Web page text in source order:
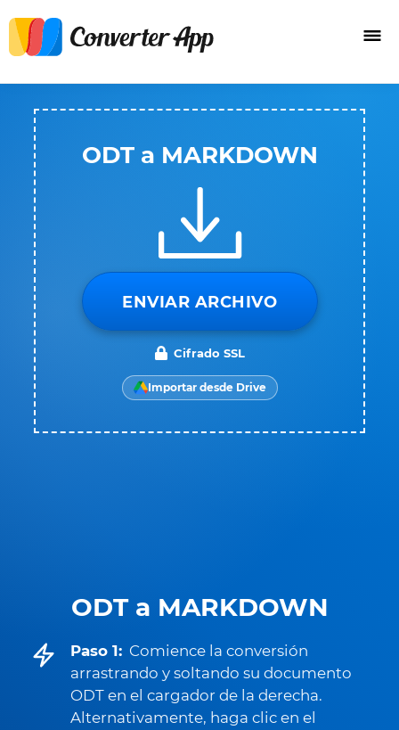
ODT a MARKDOWN
Paso 1: Comience la conversión
arrastrando y soltando su documento
ODT en el cargador de la derecha.
Alternativamente, haga clic en el
ODT a MARKDOWN
ENVIAR ARCHIVO
Cifrado SSL
Importar desde Drive